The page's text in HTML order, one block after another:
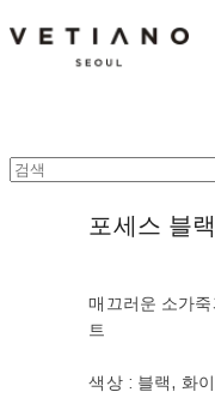
포세스 블
매끄러운 소가
트
색상 : 블랙, 화